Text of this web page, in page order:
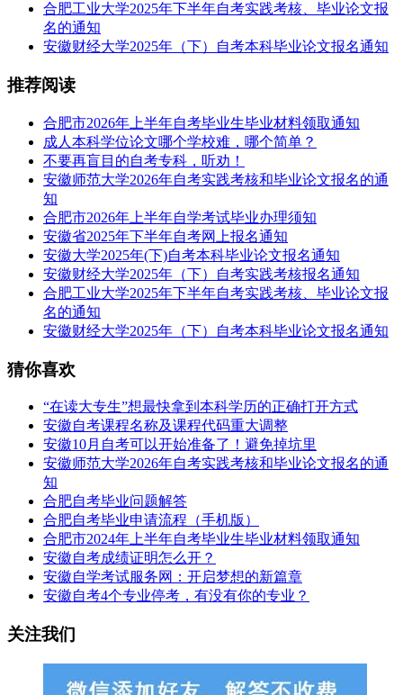
合肥工业大学2025年下半年自考实践考核、毕业论文报
名的通知
安徽财经大学2025年（下）自考本科毕业论文报名通知
推荐阅读
合肥市2026年上半年自考毕业生毕业材料领取通知
成人本科学位论文哪个学校难，哪个简单？
不要再盲目的自考专科，听劝！
安徽师范大学2026年自考实践考核和毕业论文报名的通
知
合肥市2026年上半年自学考试毕业办理须知
安徽省2025年下半年自考网上报名通知
安徽大学2025年(下)自考本科毕业论文报名通知
安徽财经大学2025年（下）自考实践考核报名通知
合肥工业大学2025年下半年自考实践考核、毕业论文报
名的通知
安徽财经大学2025年（下）自考本科毕业论文报名通知
猜你喜欢
“在读大专生”想最快拿到本科学历的正确打开方式
安徽自考课程名称及课程代码重大调整
安徽10月自考可以开始准备了！避免掉坑里
安徽师范大学2026年自考实践考核和毕业论文报名的通
知
合肥自考毕业问题解答
合肥自考毕业申请流程（手机版）
合肥市2024年上半年自考毕业生毕业材料领取通知
安徽自考成绩证明怎么开？
安徽自学考试服务网：开启梦想的新篇章
安徽自考4个专业停考，有没有你的专业？
关注我们